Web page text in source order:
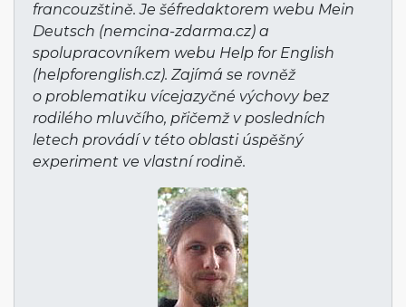
francouzštině. Je šéfredaktorem webu Mein
Deutsch (nemcina-zdarma.cz) a
spolupracovníkem webu Help for English
(helpforenglish­.cz). Zajímá se rovněž
o problematiku vícejazyčné výchovy bez
rodilého mluvčího, přičemž v posledních
letech provádí v této oblasti úspěšný
experiment ve vlastní rodině.